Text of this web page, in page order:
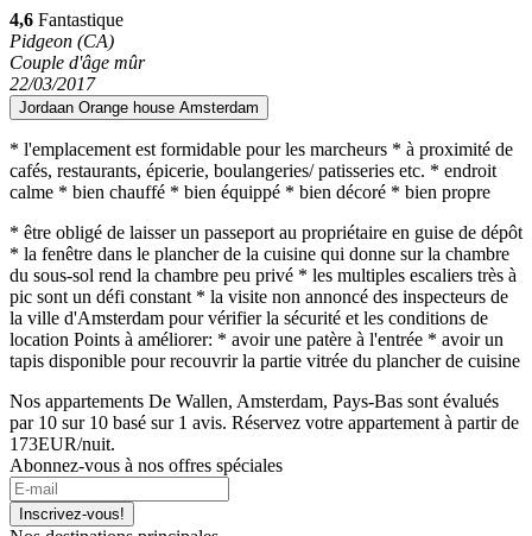
4,6 Fantastique
Pidgeon (CA)
Couple d'âge mûr
22/03/2017
Jordaan Orange house Amsterdam
* l'emplacement est formidable pour les marcheurs * à proximité de
cafés, restaurants, épicerie, boulangeries/ patisseries etc. * endroit
calme * bien chauffé * bien équippé * bien décoré * bien propre
* être obligé de laisser un passeport au propriétaire en guise de dépôt
* la fenêtre dans le plancher de la cuisine qui donne sur la chambre
du sous-sol rend la chambre peu privé * les multiples escaliers très à
pic sont un défi constant * la visite non annoncé des inspecteurs de
la ville d'Amsterdam pour vérifier la sécurité et les conditions de
location Points à améliorer: * avoir une patère à l'entrée * avoir un
tapis disponible pour recouvrir la partie vitrée du plancher de cuisine
Nos appartements De Wallen, Amsterdam, Pays-Bas sont évalués
par 10 sur 10 basé sur 1 avis. Réservez votre appartement à partir de
173EUR/nuit.
Abonnez-vous à nos offres spéciales
Inscrivez-vous!